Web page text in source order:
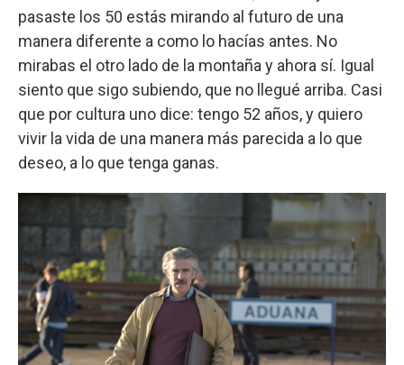
pasaste los 50 estás mirando al futuro de una
manera diferente a como lo hacías antes. No
mirabas el otro lado de la montaña y ahora sí. Igual
siento que sigo subiendo, que no llegué arriba. Casi
que por cultura uno dice: tengo 52 años, y quiero
vivir la vida de una manera más parecida a lo que
deseo, a lo que tenga ganas.